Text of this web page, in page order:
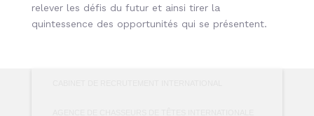
relever les défis du futur et ainsi tirer la
quintessence des opportunités qui se présentent.